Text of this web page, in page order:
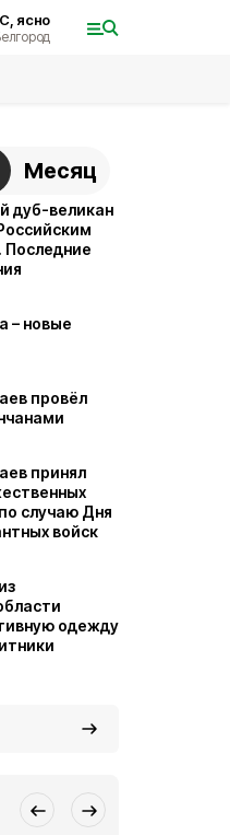
ясно
Месяц
дуб-великан
Последние
– новые
провёл
принял
случаю Дня
войск
одежду